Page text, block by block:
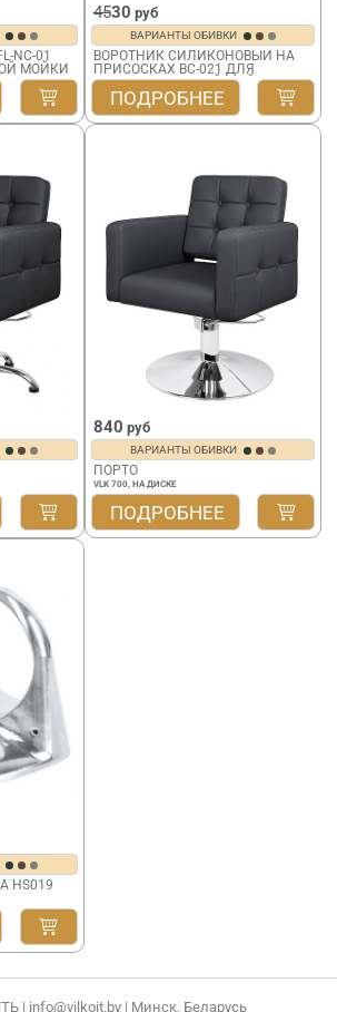
NC-01
МОЙКИ
4530 руб
ВАРИАНТЫ ОБИВКИ
ВОРОТНИК СИЛИКОНОВЫЙ НА
ПРИСОСКАХ BC-021 ДЛЯ
ПАРИКМАХЕРСКОЙ МОЙКИ
ПОДРОБНЕЕ
840 руб
ВАРИАНТЫ ОБИВКИ
ПОРТО
VLK 700, НА ДИСКЕ
ПОДРОБНЕЕ
HS019
| info@vilkoit.by | Минск, Беларусь